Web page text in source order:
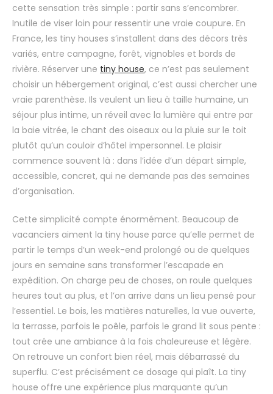
cette sensation très simple : partir sans s’encombrer.
Inutile de viser loin pour ressentir une vraie coupure. En
France, les tiny houses s’installent dans des décors très
variés, entre campagne, forêt, vignobles et bords de
rivière. Réserver une tiny house, ce n’est pas seulement
choisir un hébergement original, c’est aussi chercher une
vraie parenthèse. Ils veulent un lieu à taille humaine, un
séjour plus intime, un réveil avec la lumière qui entre par
la baie vitrée, le chant des oiseaux ou la pluie sur le toit
plutôt qu’un couloir d’hôtel impersonnel. Le plaisir
commence souvent là : dans l’idée d’un départ simple,
accessible, concret, qui ne demande pas des semaines
d’organisation.
Cette simplicité compte énormément. Beaucoup de
vacanciers aiment la tiny house parce qu’elle permet de
partir le temps d’un week-end prolongé ou de quelques
jours en semaine sans transformer l’escapade en
expédition. On charge peu de choses, on roule quelques
heures tout au plus, et l’on arrive dans un lieu pensé pour
l’essentiel. Le bois, les matières naturelles, la vue ouverte,
la terrasse, parfois le poêle, parfois le grand lit sous pente :
tout crée une ambiance à la fois chaleureuse et légère.
On retrouve un confort bien réel, mais débarrassé du
superflu. C’est précisément ce dosage qui plaît. La tiny
house offre une expérience plus marquante qu’un